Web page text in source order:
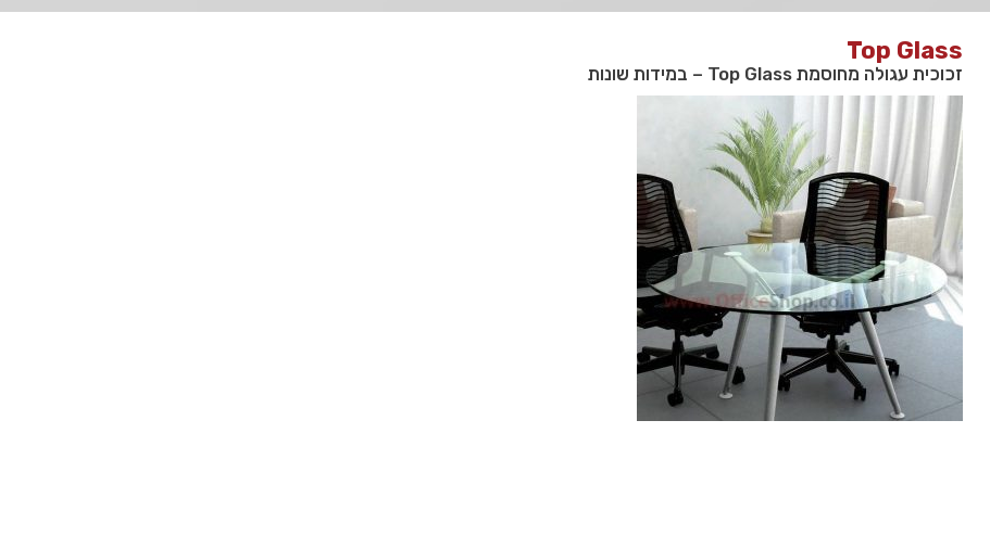
Top Glass
זכוכית עגולה מחוסמת Top Glass – במידות שונות